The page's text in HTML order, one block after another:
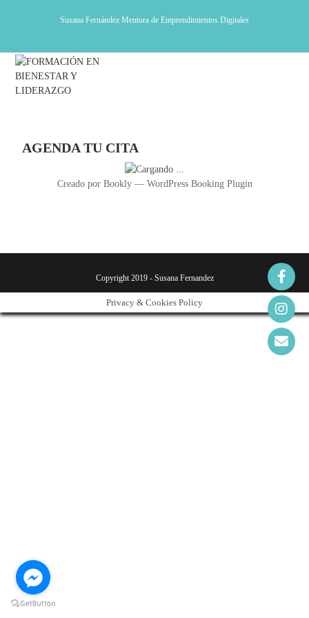
Susana Fernández Mentora de Emprendimientos Digitales
AGENDA TU CITA
Creado por Bookly— WordPress Booking Plugin
Copyright 2019 - Susana Fernandez
Privacy & Cookies Policy